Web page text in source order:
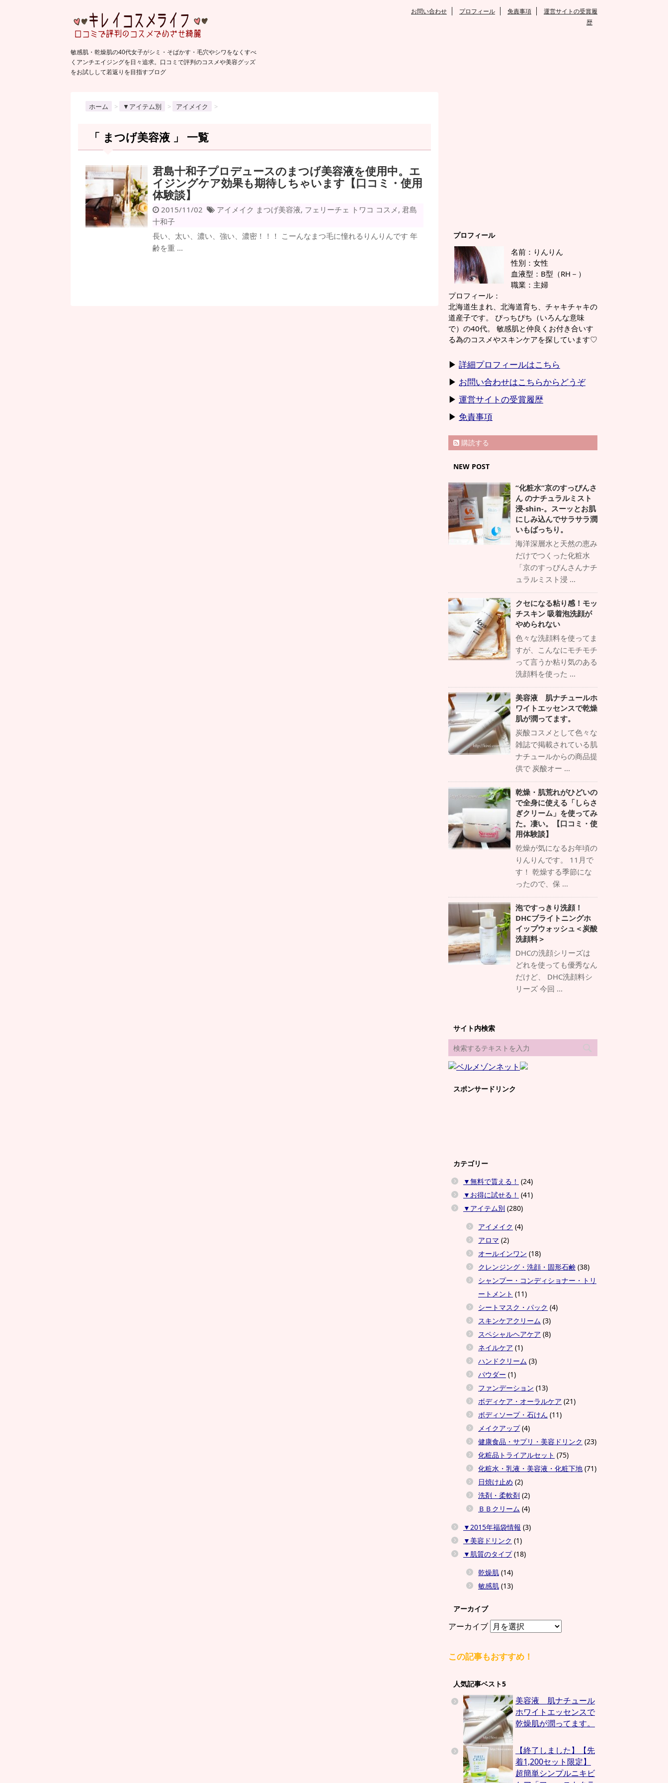
敏感肌・乾燥肌の40代女子がシミ・そばかす・毛穴やシワをなくすべ
くアンチエイジングを日々追求。口コミで評判のコスメや美容グッズ
をお試しして若返りを目指すブログ
お問い合わせ プロフィール 免責事項
運営サイトの受賞履
歴
ホーム > ▼アイテム別 > アイメイク >
「 まつげ美容液 」 一覧
君島十和子プロデュースのまつげ美容液を使用中。エ
イジングケア効果も期待しちゃいます【口コミ・使用
体験談】
2015/11/02 アイメイク まつげ美容液, フェリーチェ トワコ コスメ , 君島
十和子
長い、太い、濃い、強い、濃密！！！ こーんなまつ毛に憧れるりんりんです 年
齢を重 ...
プロフィール
名前：りんりん
性別：女性
血液型：B型（RH－）
職業：主婦
プロフィール：
北海道生まれ、北海道育ち、チャキチャキの
道産子です。 ぴっちぴち（いろんな意味
で）の40代。 敏感肌と仲良くお付き合いす
る為のコスメやスキンケアを探しています♡
▶ 詳細プロフィールはこちら
▶ お問い合わせはこちらからどうぞ
▶ 運営サイトの受賞履歴
▶ 免責事項
購読する
NEW POST
“化粧水”京のすっぴんさ
ん のナチュラルミスト
浸-shin-。スーッとお肌
にしみ込んでサラサラ潤
いもばっちり。
海洋深層水と天然の恵み
だけでつくった化粧水
「京のすっぴんさんナチ
ュラルミスト浸 ...
クセになる粘り感！モッ
チスキン 吸着泡洗顔が
やめられない
色々な洗顔料を使ってま
すが、こんなにモチモチ
って言うか粘り気のある
洗顔料を使った ...
美容液 肌ナチュールホ
ワイトエッセンスで乾燥
肌が潤ってます。
炭酸コスメとして色々な
雑誌で掲載されている肌
ナチュールからの商品提
供で 炭酸オー ...
乾燥・肌荒れがひどいの
で全身に使える「しらさ
ぎクリーム」を使ってみ
た。凄い。【口コミ・使
用体験談】
乾燥が気になるお年頃の
りんりんです。 11月で
す！ 乾燥する季節にな
ったので、保 ...
泡ですっきり洗顔！
DHCブライトニングホ
イップウォッシュ＜炭酸
洗顔料＞
DHCの洗顔シリーズは
どれを使っても優秀なん
だけど、 DHC洗顔料シ
リーズ 今回 ...
サイト内検索
スポンサードリンク
カテゴリー
▼無料で貰える！ (24)
▼お得に試せる！ (41)
▼アイテム別 (280)
アイメイク (4)
アロマ (2)
オールインワン (18)
クレンジング・洗顔・固形石鹸 (38)
シャンプー・コンディショナー・トリ
ートメント (11)
シートマスク・パック (4)
スキンケアクリーム (3)
スペシャルヘアケア (8)
ネイルケア (1)
ハンドクリーム (3)
パウダー (1)
ファンデーション (13)
ボディケア・オーラルケア (21)
ボディソープ・石けん (11)
メイクアップ(4)
健康食品・サプリ・美容ドリンク (23)
化粧品トライアルセット (75)
化粧水・乳液・美容液・化粧下地 (71)
日焼け止め (2)
洗剤・柔軟剤 (2)
ＢＢクリーム (4)
▼2015年福袋情報 (3)
▼美容ドリンク (1)
▼肌質のタイプ(18)
乾燥肌 (14)
敏感肌 (13)
アーカイブ
アーカイブ
この記事もおすすめ！
人気記事ベスト5
美容液 肌ナチュール
ホワイトエッセンスで
乾燥肌が潤ってます。
【終了しました】【先
着1,200セット限定】
超簡単シンプルニキビ